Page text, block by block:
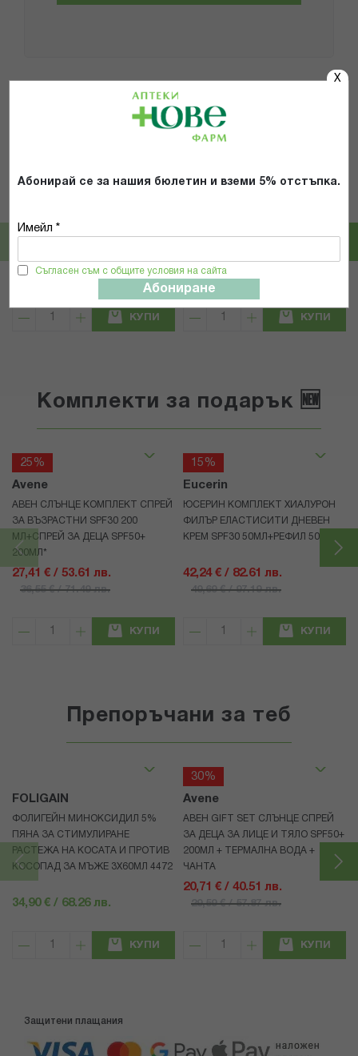
X
Абонирай се за нашия бюлетин и вземи 5% отстъпка.
Имейл *
Съгласен съм с общите условия на сайта
Абониране
Популярни в тази категория
Pampers
VP 3 /6-11кг/ Х 48 БР
18,79 € / 36.75 лв.
25,30 € / 49.48 лв.
КУПИ
HUGGIES
21,95 € / 42.93 лв.
24,39 € / 47.70 лв.
КУПИ
Комплекти за подарък 🆕
25%
Avene
АВЕН СЛЪНЦЕ КОМПЛЕКТ СПРЕЙ
ЗА ВЪЗРАСТНИ SPF30 200
МЛ+СПРЕЙ ЗА ДЕЦА SPF50+
200МЛ*
27,41 € / 53.61 лв.
36,55 € / 71.49 лв.
КУПИ
15%
Eucerin
ЮСЕРИН КОМПЛЕКТ ХИАЛУРОН
ФИЛЪР ЕЛАСТИСИТИ ДНЕВЕН
КРЕМ SPF30 50МЛ+РЕФИЛ 50МЛ
42,24 € / 82.61 лв.
49,69 € / 97.19 лв.
КУПИ
Препоръчани за теб
FOLIGAIN
ФОЛИГЕЙН МИНОКСИДИЛ 5%
ПЯНА ЗА СТИМУЛИРАНЕ
РАСТЕЖА НА КОСАТА И ПРОТИВ
КОСОПАД ЗА МЪЖЕ 3X60МЛ 4472
34,90 € / 68.26 лв.
КУПИ
30%
Avene
АВЕН GIFT SET СЛЪНЦЕ СПРЕЙ
ЗА ДЕЦА ЗА ЛИЦЕ И ТЯЛО SPF50+
200МЛ + ТЕРМАЛНА ВОДА +
ЧАНТА
20,71 € / 40.51 лв.
29,59 € / 57.87 лв.
КУПИ
Защитени плащания